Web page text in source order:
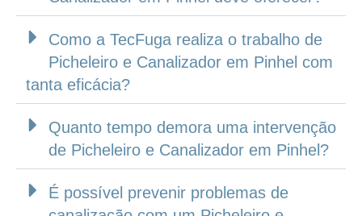
Como a TecFuga realiza o trabalho de
Picheleiro e Canalizador em Pinhel com
tanta eficácia?
Quanto tempo demora uma intervenção
de Picheleiro e Canalizador em Pinhel?
É possível prevenir problemas de